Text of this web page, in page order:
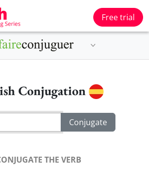
Free trial
Conjugation
THE VERB